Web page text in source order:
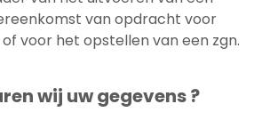
van opdracht voor
voor het opstellen van een zgn.
wij uw gegevens ?